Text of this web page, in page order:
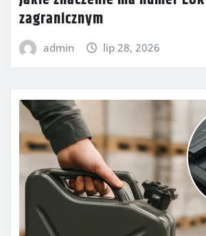
zagranicznym
admin lip 28, 2026